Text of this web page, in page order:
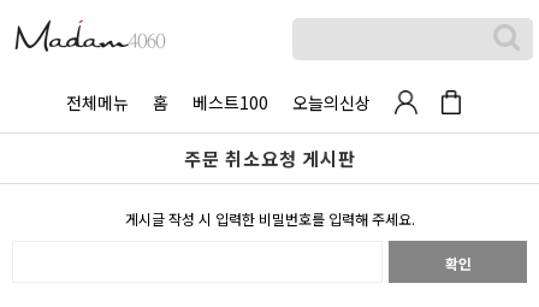
전체메뉴 홈 베스트100 오늘의신상
주문 취소요청 게시판
게시글 작성 시 입력한 비밀번호를 입력해 주세요.
확인